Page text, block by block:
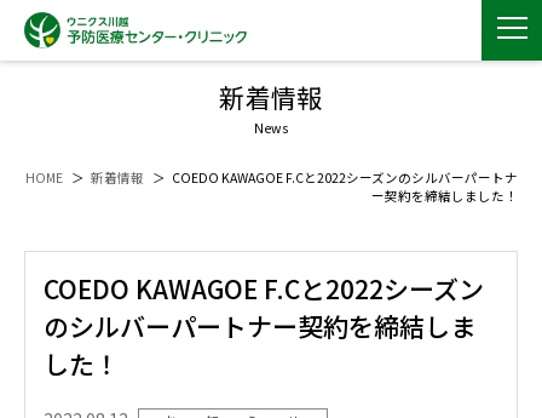
新着情報
News
HOME 新着情報
COEDO KAWAGOE F.Cと2022シーズンのシルバーパートナ
ー契約を締結しました！
COEDO KAWAGOE F.Cと2022シーズン
のシルバーパートナー契約を締結しま
した！